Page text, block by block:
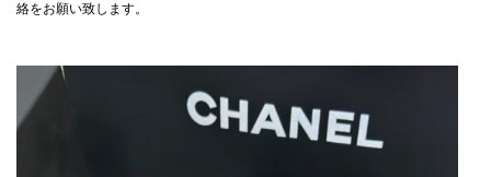
絡をお願い致します。